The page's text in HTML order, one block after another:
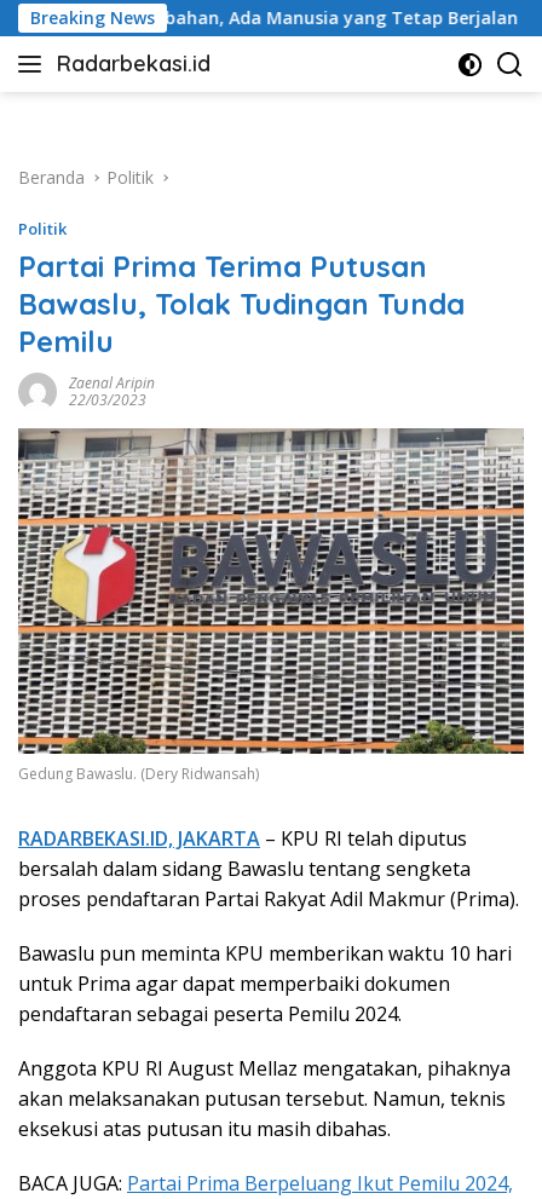
Langsung
ke
konten
Breaking News
Ada Manusia yang Tetap Berjalan BRI Peduli
Radarbekasi.id
Berita
Beranda
Politik
Politik
Partai Prima Terima Putusan
Bawaslu, Tolak Tudingan Tunda
Pemilu
Zaenal Aripin
22/03/2023
Gedung Bawaslu. (Dery Ridwansah)
RADARBEKASI.ID, JAKARTA – KPU RI telah diputus
bersalah dalam sidang Bawaslu tentang sengketa
proses pendaftaran Partai Rakyat Adil Makmur (Prima).
Bawaslu pun meminta KPU memberikan waktu 10 hari
untuk Prima agar dapat memperbaiki dokumen
pendaftaran sebagai peserta Pemilu 2024.
Anggota KPU RI August Mellaz mengatakan, pihaknya
akan melaksanakan putusan tersebut. Namun, teknis
eksekusi atas putusan itu masih dibahas.
BACA JUGA: Partai Prima Berpeluang Ikut Pemilu 2024,